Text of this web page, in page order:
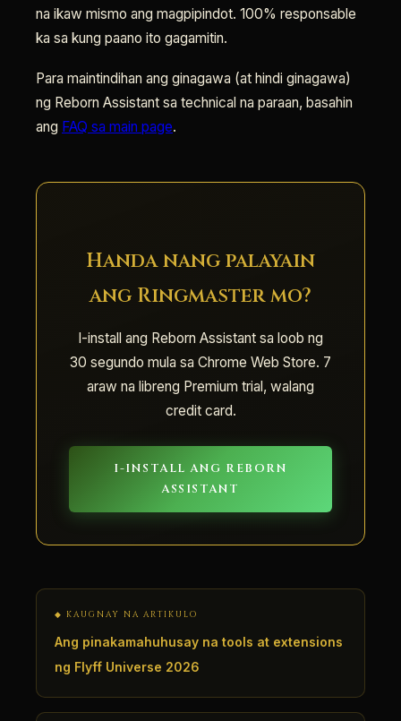
na ikaw mismo ang magpipindot. 100% responsable
ka sa kung paano ito gagamitin.
Para maintindihan ang ginagawa (at hindi ginagawa)
ng Reborn Assistant sa technical na paraan, basahin
ang FAQ sa main page.
Handa nang palayain
ang Ringmaster mo?
I-install ang Reborn Assistant sa loob ng
30 segundo mula sa Chrome Web Store. 7
araw na libreng Premium trial, walang
credit card.
I-INSTALL ANG REBORN
ASSISTANT
◆ KAUGNAY NA ARTIKULO
Ang pinakamahuhusay na tools at extensions
ng Flyff Universe 2026